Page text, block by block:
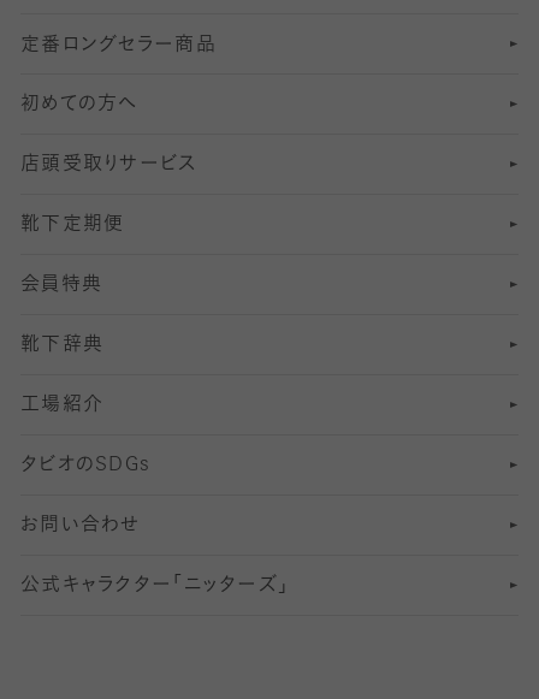
7 分丈 レギンス
8分丈 レギンス
10分丈 レギンス
12分丈レギンス
13分丈レギンス
スーツカジュアルソックス・靴下
ロングホーズ
サッカー・フットサル用ソックス
ヨガソックス・靴下
スポーツ用レッグウォーマー
SSサイズ（21～23cm）
Sサイズ（22～25cm）
Mサイズ（25～27cm）
Lサイズ（27～29cm）
加圧・着圧ソックス
冷えとり靴下
着圧・加圧タイツ
むくみ対策
足の疲れ対策
足の臭い対策
冷え対策
靴ずれ対策
快適な睡眠対策
定番ロングセラー商品
初めての方へ
店頭受取りサービス
靴下定期便
会員特典
靴下辞典
工場紹介
タビオのSDGs
お問い合わせ
公式キャラクター「ニッターズ」